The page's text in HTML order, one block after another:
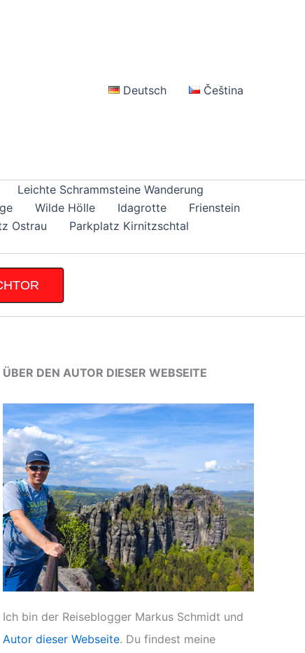
Deutsch Čeština
Leichte Schrammsteine Wanderung
Wilde Hölle Idagrotte
Frienstein
Ostrau
Parkplatz Kirnitzschtal
ÜBER DEN AUTOR DIESER WEBSEITE
Ich bin der Reiseblogger Markus Schmidt und
Autor dieser Webseite. Du findest meine